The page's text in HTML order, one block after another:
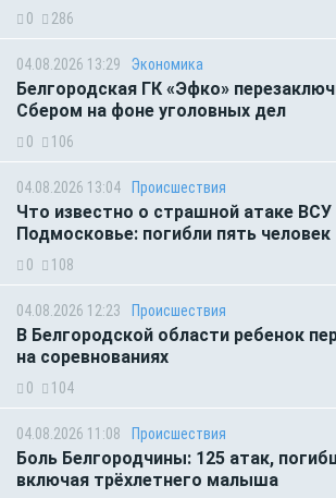
0 286
04.08.2026 13:29 Экономика
Белгородская ГК «Эфко»
Сбером на фоне уголовных дел
0 106
04.08.2026 13:04 Происшествия
Что известно о страшной атаке ВСУ
Подмосковье: погибли пять человек
0 108
04.08.2026 12:23 Происшествия
В Белгородской области ребенок
на соревнованиях
0 104
04.08.2026 11:08 Происшествия
Боль Белгородчины: 125 атак,
включая трёхлетнего малыша